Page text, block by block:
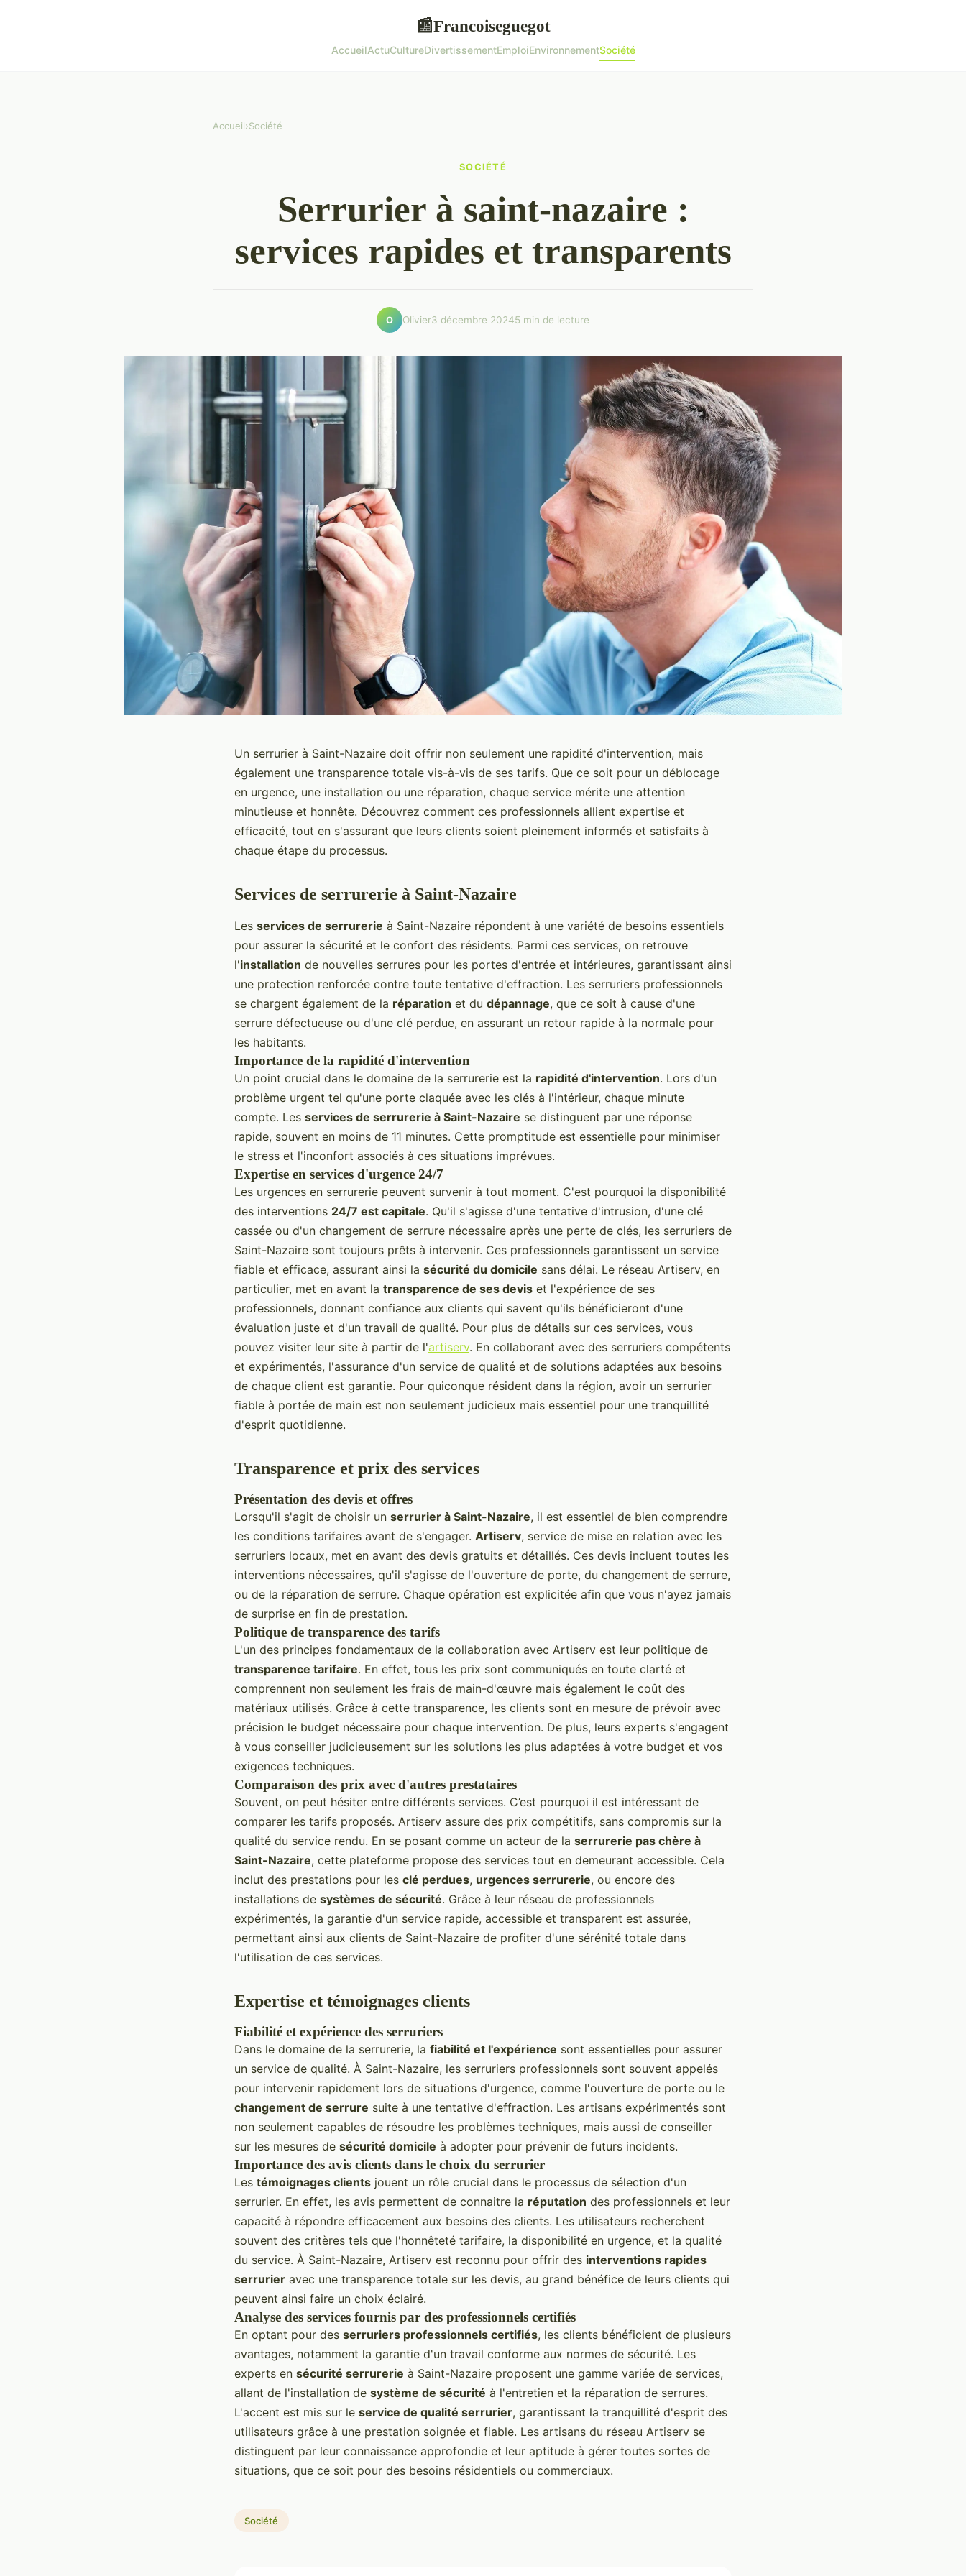
📰Francoiseguegot
AccueilActuCultureDivertissementEmploiEnvironnementSociété
Accueil›Société
SOCIÉTÉ
Serrurier à saint-nazaire :
services rapides et transparents
O Olivier3 décembre 20245 min de lecture
Un serrurier à Saint-Nazaire doit offrir non seulement une rapidité d'intervention, mais
également une transparence totale vis-à-vis de ses tarifs. Que ce soit pour un déblocage
en urgence, une installation ou une réparation, chaque service mérite une attention
minutieuse et honnête. Découvrez comment ces professionnels allient expertise et
efficacité, tout en s'assurant que leurs clients soient pleinement informés et satisfaits à
chaque étape du processus.
Services de serrurerie à Saint-Nazaire
Les services de serrurerie à Saint-Nazaire répondent à une variété de besoins essentiels
pour assurer la sécurité et le confort des résidents. Parmi ces services, on retrouve
l'installation de nouvelles serrures pour les portes d'entrée et intérieures, garantissant ainsi
une protection renforcée contre toute tentative d'effraction. Les serruriers professionnels
se chargent également de la réparation et du dépannage, que ce soit à cause d'une
serrure défectueuse ou d'une clé perdue, en assurant un retour rapide à la normale pour
les habitants.
Importance de la rapidité d'intervention
Un point crucial dans le domaine de la serrurerie est la rapidité d'intervention. Lors d'un
problème urgent tel qu'une porte claquée avec les clés à l'intérieur, chaque minute
compte. Les services de serrurerie à Saint-Nazaire se distinguent par une réponse
rapide, souvent en moins de 11 minutes. Cette promptitude est essentielle pour minimiser
le stress et l'inconfort associés à ces situations imprévues.
Expertise en services d'urgence 24/7
Les urgences en serrurerie peuvent survenir à tout moment. C'est pourquoi la disponibilité
des interventions 24/7 est capitale. Qu'il s'agisse d'une tentative d'intrusion, d'une clé
cassée ou d'un changement de serrure nécessaire après une perte de clés, les serruriers de
Saint-Nazaire sont toujours prêts à intervenir. Ces professionnels garantissent un service
fiable et efficace, assurant ainsi la sécurité du domicile sans délai. Le réseau Artiserv, en
particulier, met en avant la transparence de ses devis et l'expérience de ses
professionnels, donnant confiance aux clients qui savent qu'ils bénéficieront d'une
évaluation juste et d'un travail de qualité. Pour plus de détails sur ces services, vous
pouvez visiter leur site à partir de l'artiserv. En collaborant avec des serruriers compétents
et expérimentés, l'assurance d'un service de qualité et de solutions adaptées aux besoins
de chaque client est garantie. Pour quiconque résident dans la région, avoir un serrurier
fiable à portée de main est non seulement judicieux mais essentiel pour une tranquillité
d'esprit quotidienne.
Transparence et prix des services
Présentation des devis et offres
Lorsqu'il s'agit de choisir un serrurier à Saint-Nazaire, il est essentiel de bien comprendre
les conditions tarifaires avant de s'engager. Artiserv, service de mise en relation avec les
serruriers locaux, met en avant des devis gratuits et détaillés. Ces devis incluent toutes les
interventions nécessaires, qu'il s'agisse de l'ouverture de porte, du changement de serrure,
ou de la réparation de serrure. Chaque opération est explicitée afin que vous n'ayez jamais
de surprise en fin de prestation.
Politique de transparence des tarifs
L'un des principes fondamentaux de la collaboration avec Artiserv est leur politique de
transparence tarifaire. En effet, tous les prix sont communiqués en toute clarté et
comprennent non seulement les frais de main-d'œuvre mais également le coût des
matériaux utilisés. Grâce à cette transparence, les clients sont en mesure de prévoir avec
précision le budget nécessaire pour chaque intervention. De plus, leurs experts s'engagent
à vous conseiller judicieusement sur les solutions les plus adaptées à votre budget et vos
exigences techniques.
Comparaison des prix avec d'autres prestataires
Souvent, on peut hésiter entre différents services. C’est pourquoi il est intéressant de
comparer les tarifs proposés. Artiserv assure des prix compétitifs, sans compromis sur la
qualité du service rendu. En se posant comme un acteur de la serrurerie pas chère à
Saint-Nazaire, cette plateforme propose des services tout en demeurant accessible. Cela
inclut des prestations pour les clé perdues, urgences serrurerie, ou encore des
installations de systèmes de sécurité. Grâce à leur réseau de professionnels
expérimentés, la garantie d'un service rapide, accessible et transparent est assurée,
permettant ainsi aux clients de Saint-Nazaire de profiter d'une sérénité totale dans
l'utilisation de ces services.
Expertise et témoignages clients
Fiabilité et expérience des serruriers
Dans le domaine de la serrurerie, la fiabilité et l'expérience sont essentielles pour assurer
un service de qualité. À Saint-Nazaire, les serruriers professionnels sont souvent appelés
pour intervenir rapidement lors de situations d'urgence, comme l'ouverture de porte ou le
changement de serrure suite à une tentative d'effraction. Les artisans expérimentés sont
non seulement capables de résoudre les problèmes techniques, mais aussi de conseiller
sur les mesures de sécurité domicile à adopter pour prévenir de futurs incidents.
Importance des avis clients dans le choix du serrurier
Les témoignages clients jouent un rôle crucial dans le processus de sélection d'un
serrurier. En effet, les avis permettent de connaitre la réputation des professionnels et leur
capacité à répondre efficacement aux besoins des clients. Les utilisateurs recherchent
souvent des critères tels que l'honnêteté tarifaire, la disponibilité en urgence, et la qualité
du service. À Saint-Nazaire, Artiserv est reconnu pour offrir des interventions rapides
serrurier avec une transparence totale sur les devis, au grand bénéfice de leurs clients qui
peuvent ainsi faire un choix éclairé.
Analyse des services fournis par des professionnels certifiés
En optant pour des serruriers professionnels certifiés, les clients bénéficient de plusieurs
avantages, notamment la garantie d'un travail conforme aux normes de sécurité. Les
experts en sécurité serrurerie à Saint-Nazaire proposent une gamme variée de services,
allant de l'installation de système de sécurité à l'entretien et la réparation de serrures.
L'accent est mis sur le service de qualité serrurier, garantissant la tranquillité d'esprit des
utilisateurs grâce à une prestation soignée et fiable. Les artisans du réseau Artiserv se
distinguent par leur connaissance approfondie et leur aptitude à gérer toutes sortes de
situations, que ce soit pour des besoins résidentiels ou commerciaux.
Société